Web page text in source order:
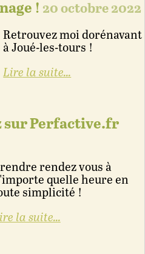
! 20 octobre 2022
Retrouvez moi dorénavant
à Joué-les-tours !
Lire la suite...
sur Perfactive.fr
rendez vous à
quelle heure en
simplicité !
la suite...